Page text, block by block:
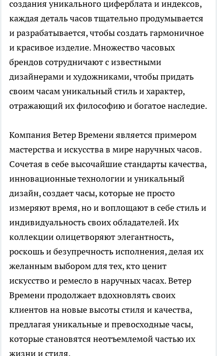
создания уникального циферблата и индексов,
каждая деталь часов тщательно продумывается
и разрабатывается, чтобы создать гармоничное
и красивое изделие. Множество часовых
брендов сотрудничают с известными
дизайнерами и художниками, чтобы придать
своим часам уникальный стиль и характер,
отражающий их философию и богатое наследие.
Компания Ветер Времени является примером
мастерства и искусства в мире наручных часов.
Сочетая в себе высочайшие стандарты качества,
инновационные технологии и уникальный
дизайн,создает часы, которые не просто
измеряют время, но и воплощают в себе стиль и
индивидуальность своих обладателей. Их
коллекции олицетворяют элегантность,
роскошь и безупречность исполнения, делая их
желанным выбором для тех, кто ценит
искусство и ремесло в наручных часах. Ветер
Времени продолжает вдохновлять своих
клиентов на новые высоты стиля и качества,
предлагая уникальные и превосходные часы,
которые становятся неотъемлемой частью их
жизни и стиля.